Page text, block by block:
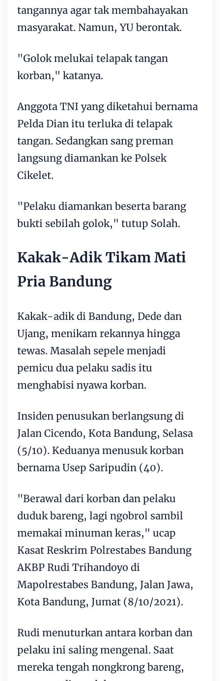
tangannya agar tak membahayakan
masyarakat. Namun, YU berontak.
"Golok melukai telapak tangan
korban," katanya.
Anggota TNI yang diketahui bernama
Pelda Dian itu terluka di telapak
tangan. Sedangkan sang preman
langsung diamankan ke Polsek
Cikelet.
"Pelaku diamankan beserta barang
bukti sebilah golok," tutup Solah.
Kakak-Adik Tikam Mati
Pria Bandung
Kakak-adik di Bandung, Dede dan
Ujang, menikam rekannya hingga
tewas. Masalah sepele menjadi
pemicu dua pelaku sadis itu
menghabisi nyawa korban.
Insiden penusukan berlangsung di
Jalan Cicendo, Kota Bandung, Selasa
(5/10). Keduanya menusuk korban
bernama Usep Saripudin (40).
"Berawal dari korban dan pelaku
duduk bareng, lagi ngobrol sambil
memakai minuman keras," ucap
Kasat Reskrim Polrestabes Bandung
AKBP Rudi Trihandoyo di
Mapolrestabes Bandung, Jalan Jawa,
Kota Bandung, Jumat (8/10/2021).
Rudi menuturkan antara korban dan
pelaku ini saling mengenal. Saat
mereka tengah nongkrong bareng,